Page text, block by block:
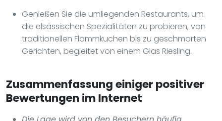
Genießen Sie die umliegenden Restaurants, um
die elsässischen Spezialitäten zu probieren, von
traditionellen Flammkuchen bis zu geschmorten
Gerichten, begleitet von einem Glas Riesling.
Zusammenfassung einiger positiver
Bewertungen im Internet